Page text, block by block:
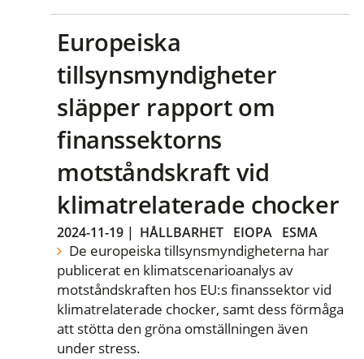
Europeiska
tillsynsmyndigheter
släpper rapport om
finanssektorns
motståndskraft vid
klimatrelaterade chocker
2024-11-19 | HÅLLBARHET EIOPA ESMA
De europeiska tillsynsmyndigheterna har
publicerat en klimatscenarioanalys av
motståndskraften hos EU:s finanssektor vid
klimatrelaterade chocker, samt dess förmåga
att stötta den gröna omställningen även
under stress.